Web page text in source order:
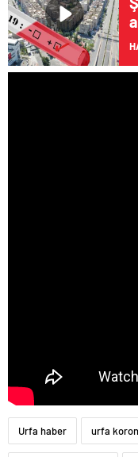
Urfa haber urfa